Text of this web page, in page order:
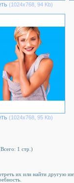
(1024х768, 94 Kb)
(1024х768, 95 Kb)
1 стр.)
их или найти другую